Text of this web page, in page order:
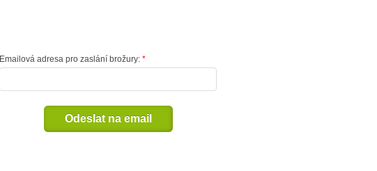
Emailová adresa pro zaslání brožury:
Odeslat na email